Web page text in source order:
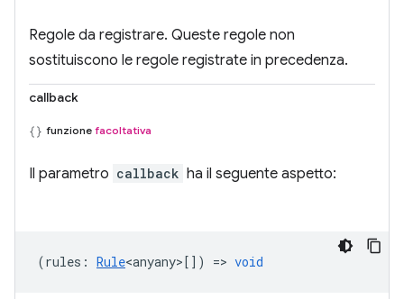
Regole da registrare. Queste regole non
sostituiscono le regole registrate in precedenza.
callback
funzione facoltativa
Il parametro callback ha il seguente aspetto:
(rules : Rule<anyany> []) => void